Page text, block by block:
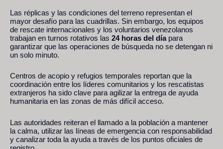
Las réplicas y las condiciones del terreno representan el
mayor desafío para las cuadrillas. Sin embargo, los equipos
de rescate internacionales y los voluntarios venezolanos
trabajan en turnos rotativos las 24 horas del díapara
garantizar que las operaciones de búsqueda no se detengan ni
un solo minuto.
Centros de acopio y refugios temporales reportan que la
coordinación entre los líderes comunitarios y los rescatistas
extranjeros ha sido clave para agilizar la entrega de ayuda
humanitaria en las zonas de más difícil acceso.
Las autoridades reiteran el llamado a la población a mantener
la calma, utilizar las líneas de emergencia con responsabilidad
y canalizar toda la ayuda a través de los puntos oficiales de